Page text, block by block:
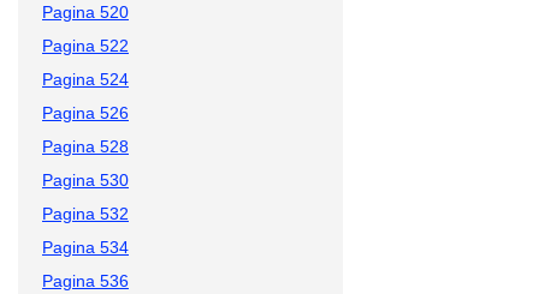
Pagina 520
Pagina 522
Pagina 524
Pagina 526
Pagina 528
Pagina 530
Pagina 532
Pagina 534
Pagina 536